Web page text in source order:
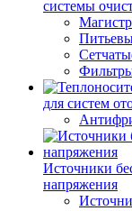
системы
для систем
Источники
напряжения